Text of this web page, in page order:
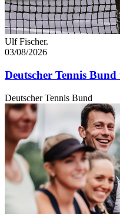
Ulf Fischer.
03/08/2026
Deutscher Tennis
Deutscher Tennis Bund